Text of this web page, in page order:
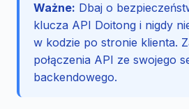
Ważne: Dbaj o
klucza API Doitong i nigdy
w kodzie po stronie klienta.
połączenia API ze swojego
backendowego.